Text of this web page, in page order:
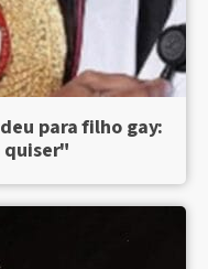
para filho gay:
quiser"